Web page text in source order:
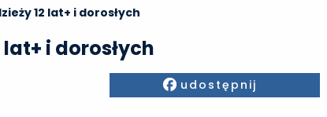
12 lat+ i dorosłych
i dorosłych
Facebook
udostępnij